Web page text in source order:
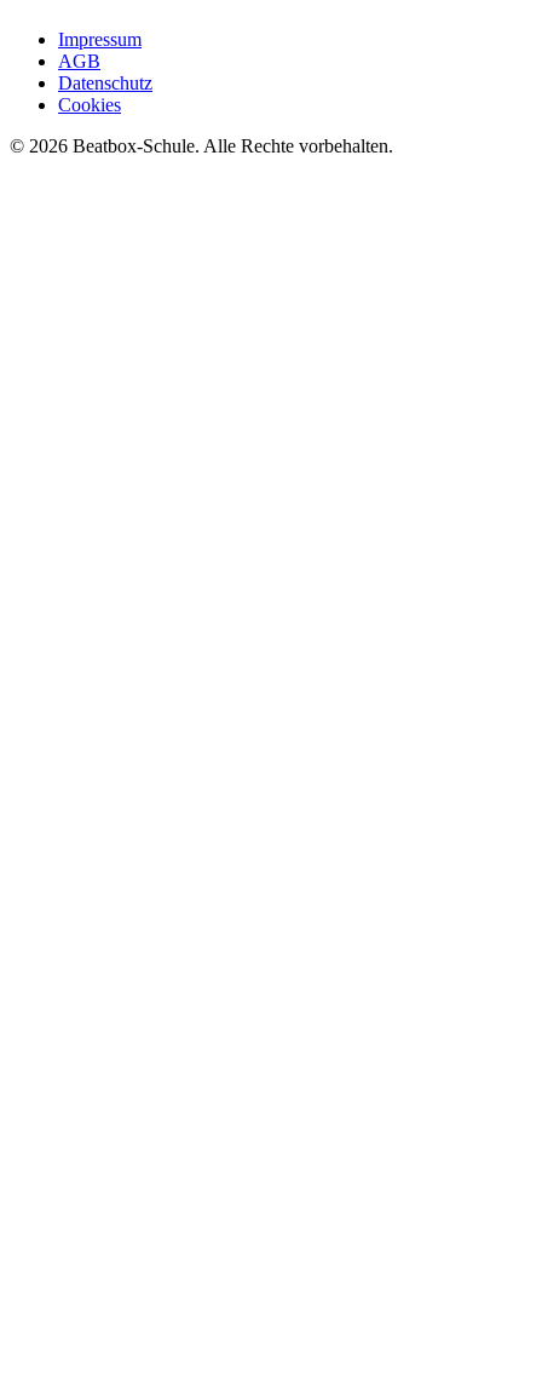
Impressum
AGB
Datenschutz
Cookies
© 2026 Beatbox-Schule. Alle Rechte vorbehalten.